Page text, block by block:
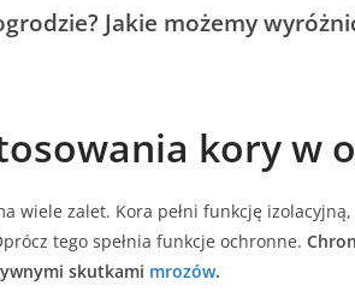
Jakie możemy
kory w
wiele zalet. Kora pełni funkcję
tego spełnia funkcje ochronne.
skutkami mrozów.